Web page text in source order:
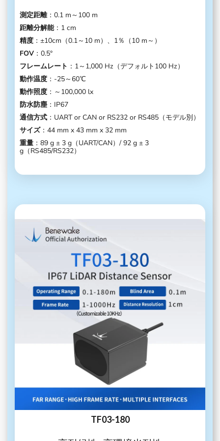
測定距離：0.1 m～100 m
距離分解能：1 cm
精度 ：±10cm（0.1～10 m）、1％（10 m～）
FOV ：0.5°
フレームレート ：1～1,000 Hz（デフォルト100 Hz）
動作温度 ：-25～60℃
動作照度 ：～100,000 lx
防水防塵 ：IP67
通信方式 ：UART or CAN or RS232 or RS485（モデル別）
サイズ：44 mm x 43 mm x 32 mm
重量 ：89 g ± 3 g（UART/CAN）/ 92 g ± 3
g（RS485/RS232）
TF03-180